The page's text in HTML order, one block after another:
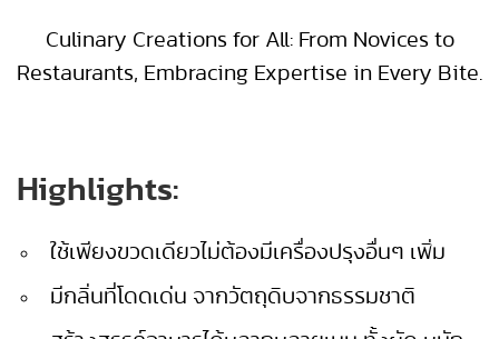
Culinary Creations for All: From Novices to
Restaurants, Embracing Expertise in Every Bite.
Highlights:
ใช้เพียงขวดเดียวไม่ต้องมีเครื่องปรุงอื่นๆ เพิ่ม
มีกลิ่นที่โดดเด่น จากวัตถุดิบจากธรรมชาติ